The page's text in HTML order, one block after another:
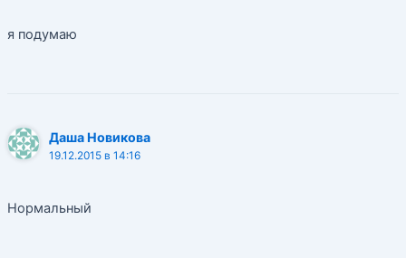
я подумаю
Даша Новикова
19.12.2015 в 14:16
Нормальный